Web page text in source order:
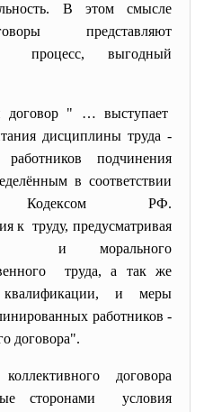
В этом смысле
представляют
процесс, выгодный
договор " … выступает
дисциплины труда -
подчинения
в соответствии
РФ.
к труду, предусматривая
и морального
труда, а так же
и меры
работников -
договора".
договора
сторонами условия